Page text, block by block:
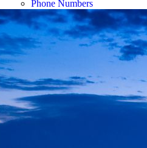
Phone Numbers